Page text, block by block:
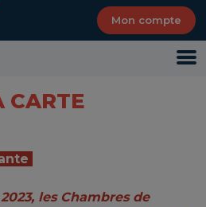
Mon compte
CARTE
les Chambres de